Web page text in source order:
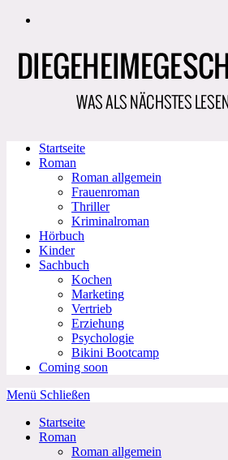
Zum
Startseite
Roman
Roman allgemein
Frauenroman
Thriller
Kriminalroman
Hörbuch
Kinder
Sachbuch
Kochen
Marketing
Vertrieb
Erziehung
Psychologie
Bikini Bootcamp
Coming soon
Menü Schließen
Startseite
Roman
Roman allgemein